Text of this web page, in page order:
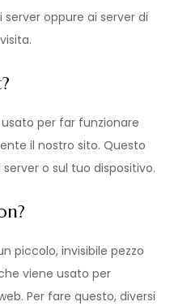
oppure ai server di
per far funzionare
il nostro sito. Questo
o sul tuo dispositivo.
piccolo, invisibile pezzo
viene usato per
Per fare questo, diversi